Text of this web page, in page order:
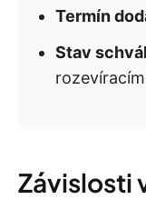
Termín
Stav
Závislosti